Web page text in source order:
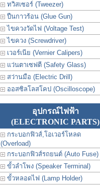
ทวิสเซอร์ (Tweezer)
ปืนกาวร้อน (Glue Gun)
ไขควงวัดไฟ (Voltage Test)
ไขควง (Screwdriver)
เวอร์เนีย (Vernier Calipers)
แว่นตาเซฟตี (Safety Glass)
สว่านมือ (Electric Drill)
ออสซิลโลสโคป (Oscilloscope)
อุปกรณ์ไฟฟ้า
(ELECTRONIC PARTS)
กระบอกฟิวส์,โอเวอร์โหลด
(Overload)
กระบอกฟิวส์รถยนต์ (Auto Fuse)
ขั้วลำโพง (Speaker Terminal)
ขั้วหลอดไฟ (Lamp Holder)